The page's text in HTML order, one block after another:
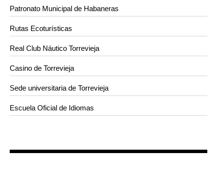
Patronato Municipal de Habaneras
Rutas Ecoturísticas
Real Club Náutico Torrevieja
Casino de Torrevieja
Sede universitaria de Torrevieja
Escuela Oficial de Idiomas